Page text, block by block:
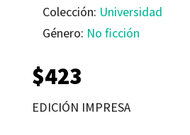
Colección: Universidad
Género: No ficción
$423
EDICIÓN IMPRESA